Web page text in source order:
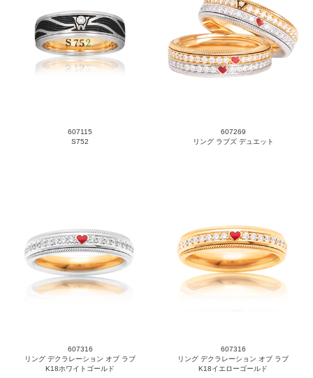
607115
S752
607269
リング ラブズ デュエット
607316
リング デクラレーション オブ ラブ
K18ホワイトゴールド
607316
リング デクラレーション オブ ラブ
K18イエローゴールド